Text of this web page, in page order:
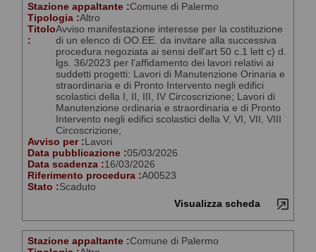
Stazione appaltante :Comune di Palermo
Tipologia :Altro
Titolo
:
Avviso manifestazione interesse per la costituzione
di un elenco di OO.EE. da invitare alla successiva
procedura negoziata ai sensi dell'art 50 c.1 lett c) d.
lgs. 36/2023 per l'affidamento dei lavori relativi ai
suddetti progetti: Lavori di Manutenzione Orinaria e
straordinaria e di Pronto Intervento negli edifici
scolastici della I, II, III, IV Circoscrizione; Lavori di
Manutenzione ordinaria e straordinaria e di Pronto
Intervento negli edifici scolastici della V, VI, VII, VIII
Circoscrizione;
Avviso per : Lavori
Data pubblicazione :05/03/2026
Data scadenza :16/03/2026
Riferimento procedura :A00523
Stato :Scaduto
Visualizza scheda
Stazione appaltante :Comune di Palermo